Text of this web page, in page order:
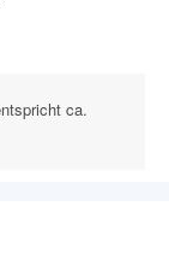
ca.